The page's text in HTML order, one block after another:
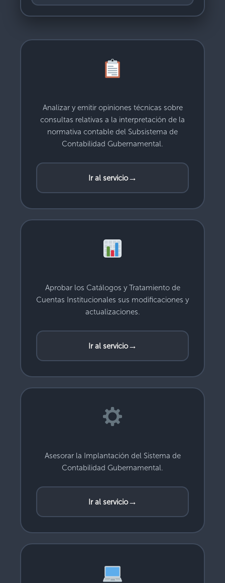
Analizar y emitir opiniones técnicas sobre
consultas relativas a la interpretación de la
normativa contable del Subsistema de
Contabilidad Gubernamental.
Ir al servicio→
Aprobar los Catálogos y Tratamiento de
Cuentas Institucionales sus modificaciones y
actualizaciones.
Ir al servicio→
Asesorar la Implantación del Sistema de
Contabilidad Gubernamental.
Ir al servicio→